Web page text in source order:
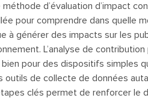
d’évaluation d’impact
pour comprendre dans quelle
à générer des impacts sur les
L’analyse de
pour des dispositifs simples
outils de collecte de données
clés permet de renforcer le